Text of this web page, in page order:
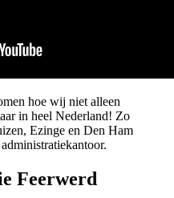
hoe wij niet alleen
in heel Nederland! Zo
Ezinge en Den Ham
Feerwerd